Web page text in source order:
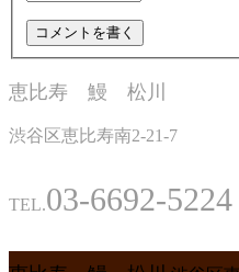
恵比寿 鰻 松川
渋谷区恵比寿南2-21-7
TEL.03-6692-5224